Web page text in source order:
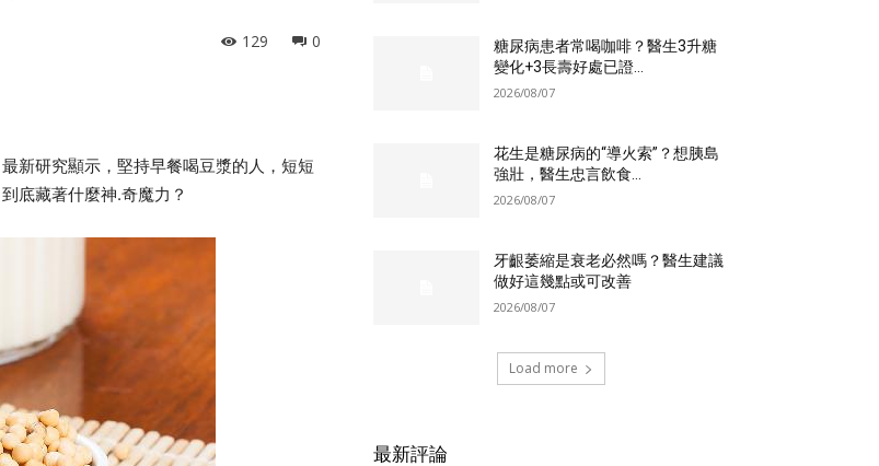
0
129
新研究顯示，堅持早餐喝豆漿的人，短短
底藏著什麼神.奇魔力？
糖尿病患者常喝咖啡？醫生3升糖
變化+3長壽好處已證...
2026/08/07
花生是糖尿病的“導火索”？想胰島
強壯，醫生忠言飲食...
2026/08/07
牙齦萎縮是衰老必然嗎？醫生建議
做好這幾點或可改善
2026/08/07
Load more
最新評論